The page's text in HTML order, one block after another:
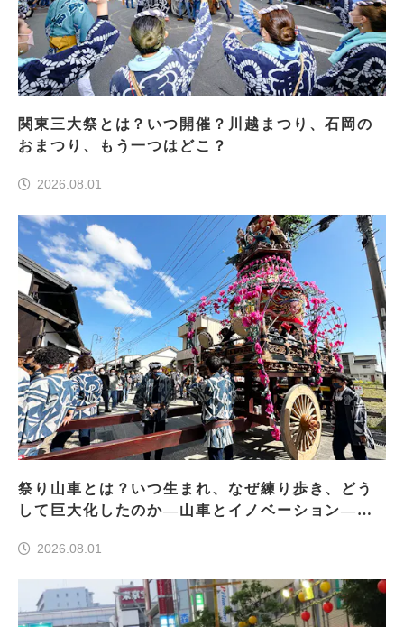
関東三大祭とは？いつ開催？川越まつり、石岡の
おまつり、もう一つはどこ？
2026.08.01
祭り山車とは？いつ生まれ、なぜ練り歩き、どう
して巨大化したのか―山車とイノベーション―＜
2026.08.01